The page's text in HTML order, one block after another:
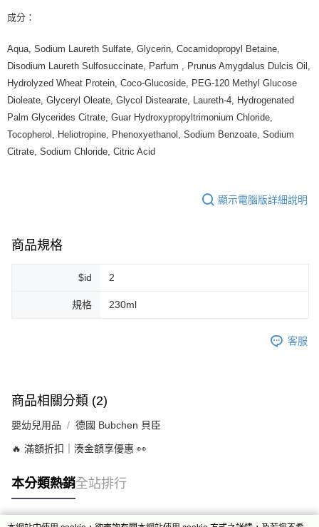
離島宅配（澎湖、金門、馬祖、小琉球）
付款後門市自取
免運費
成分：
Aqua, Sodium Laureth Sulfate, Glycerin, Cocamidopropyl Betaine,
Disodium Laureth Sulfosuccinate, Parfum , Prunus Amygdalus Dulcis Oil,
Hydrolyzed Wheat Protein, Coco-Glucoside, PEG-120 Methyl Glucose
Dioleate, Glyceryl Oleate, Glycol Distearate, Laureth-4, Hydrogenated
Palm Glycerides Citrate, Guar Hydroxypropyltrimonium Chloride,
Tocopherol, Heliotropine, Phenoxyethanol, Sodium Benzoate, Sodium
Citrate, Sodium Chloride, Citric Acid
顯示電腦版詳細說明
商品規格
$id 2
規格 230ml
客服
商品相關分類 (2)
嬰幼兒用品 德國 Bubchen 貝臣
🔥 滿額折扣｜湊金額享優惠 👀
本分類熱銷全站排行